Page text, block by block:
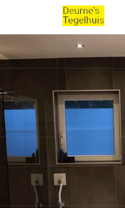
SHARE